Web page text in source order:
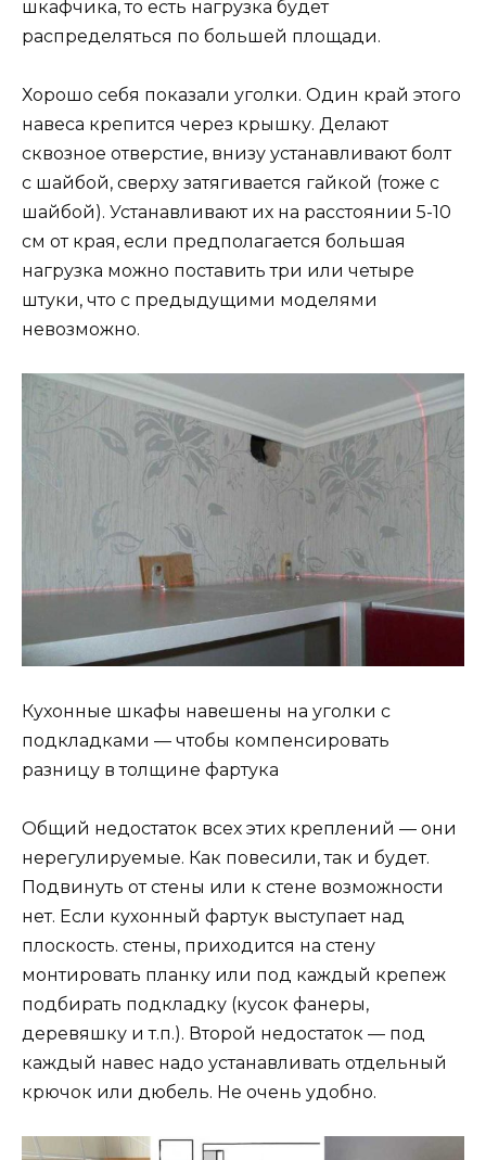
шкафчика, то есть нагрузка будет
распределяться по большей площади.
Хорошо себя показали уголки. Один край этого
навеса крепится через крышку. Делают
сквозное отверстие, внизу устанавливают болт
с шайбой, сверху затягивается гайкой (тоже с
шайбой). Устанавливают их на расстоянии 5-10
см от края, если предполагается большая
нагрузка можно поставить три или четыре
штуки, что с предыдущими моделями
невозможно.
Кухонные шкафы навешены на уголки с
подкладками — чтобы компенсировать
разницу в толщине фартука
Общий недостаток всех этих креплений — они
нерегулируемые. Как повесили, так и будет.
Подвинуть от стены или к стене возможности
нет. Если кухонный фартук выступает над
плоскость. стены, приходится на стену
монтировать планку или под каждый крепеж
подбирать подкладку (кусок фанеры,
деревяшку и т.п.). Второй недостаток — под
каждый навес надо устанавливать отдельный
крючок или дюбель. Не очень удобно.